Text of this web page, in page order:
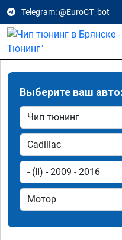
Telegram: @EuroCT_bot
Выберите ваш авто: